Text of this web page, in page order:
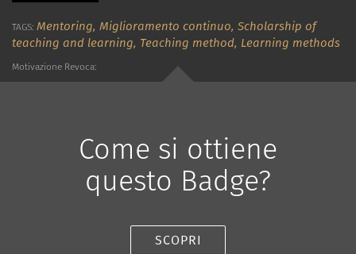
TAGS: Mentoring, Miglioramento continuo, Scholarship of
teaching and learning, Teaching method, Learning methods
Motivazione Revoca:
Come si ottiene
questo Badge?
SCOPRI